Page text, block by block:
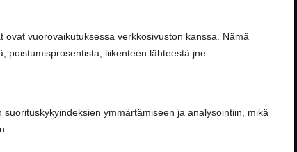
vuorovaikutuksessa verkkosivuston kanssa. Nämä
poistumisprosentista, liikenteen lähteestä jne.
ymmärtämiseen ja analysointiin, mikä
Yhteys